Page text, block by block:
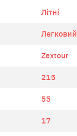
Літні
Легковий
Zextour
215
55
17